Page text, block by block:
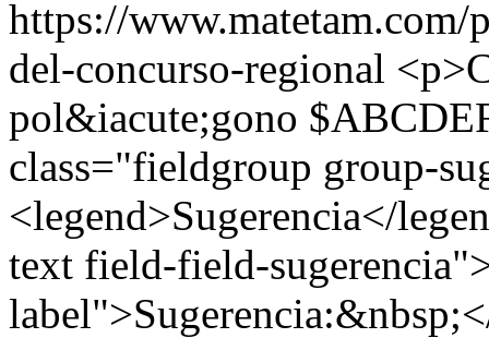
https://www.matetam.com/
del-concurso-regional
pol&iacute;gono
class="fieldgroup group-
<legend>Sugerencia</
text field-field-